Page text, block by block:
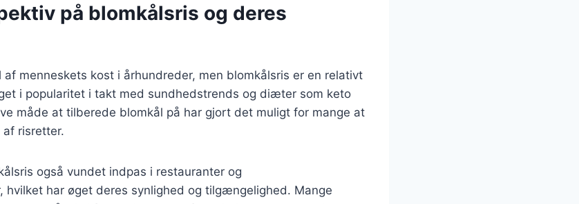
på blomkålsris og deres
menneskets kost i århundreder, men blomkålsris er en relativt
i popularitet i takt med sundhedstrends og diæter som keto
måde at tilberede blomkål på har gjort det muligt for mange at
af risretter.
også vundet indpas i restauranter og
hvilket har øget deres synlighed og tilgængelighed. Mange